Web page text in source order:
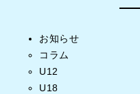
お知らせ
コラム
U12
U18